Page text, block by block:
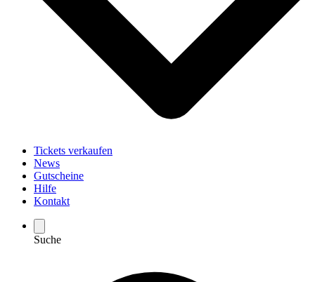
Tickets verkaufen
News
Gutscheine
Hilfe
Kontakt
Suche